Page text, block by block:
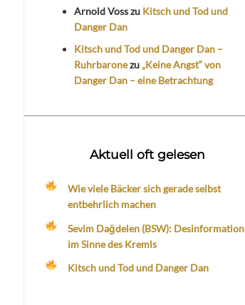
Arnold Vosszu Kitsch und Tod und
Danger Dan
Kitsch und Tod und Danger Dan –
Ruhrbaronezu „Keine Angst“ von
Danger Dan – eine Betrachtung
Aktuell oft gelesen
Wie viele Bäcker sich gerade selbst
entbehrlich machen
Sevim Dağdelen (BSW): Desinformation
im Sinne des Kremls
Kitsch und Tod und Danger Dan